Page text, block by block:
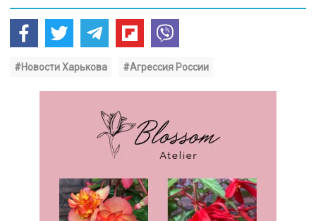
#Новости Харькова #Агрессия России